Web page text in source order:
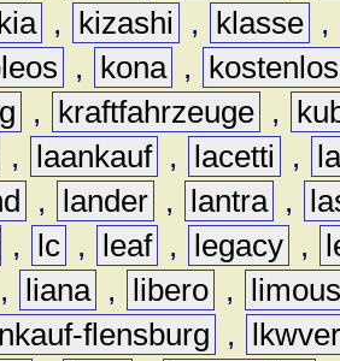
kia , kizashi , klasse ,
, kona ,
kostenlos
, kraftfahrzeuge ,
, laankauf , lacetti ,
, lander , lantra ,
, lc , leaf , legacy ,
, liana , libero ,
flensburg ,